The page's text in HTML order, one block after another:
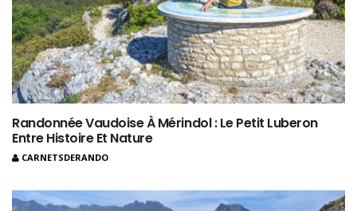
Randonnée Vaudoise À Mérindol : Le Petit Luberon
Entre Histoire Et Nature
CARNETSDERANDO